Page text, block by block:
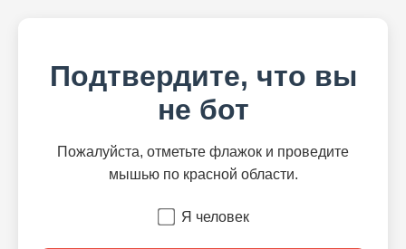
Подтвердите, что вы
не бот
Пожалуйста, отметьте флажок и проведите
мышью по красной области.
Я человек